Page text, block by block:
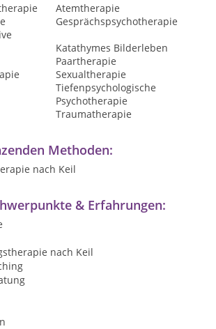
Atemtherapie
Gesprächspsychotherapie
Katathymes Bilderleben
Paartherapie
Sexualtherapie
Tiefenpsychologische
Psychotherapie
Traumatherapie
Methoden:
nach Keil
& Erfahrungen:
nach Keil